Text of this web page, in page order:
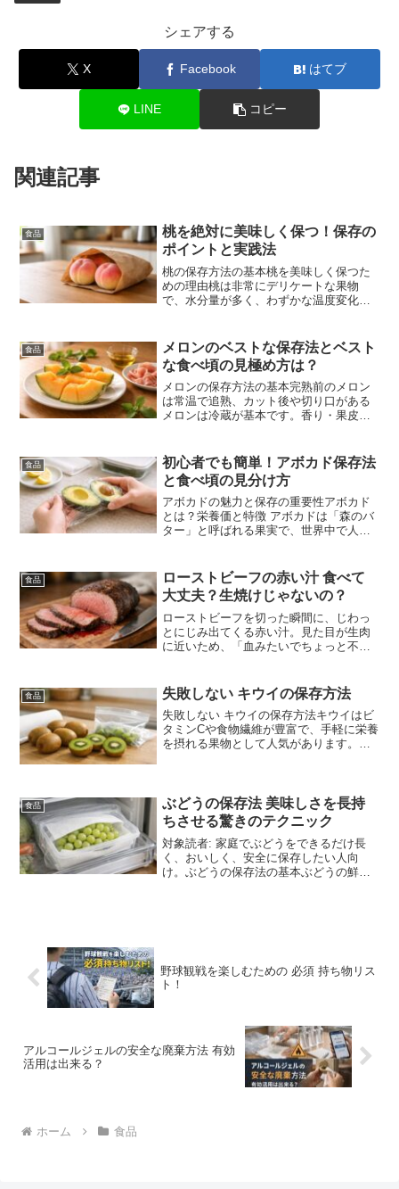
シェアする
X Facebook はてブ
LINE コピー
関連記事
食品
桃を絶対に美味しく保つ！保存の
ポイントと実践法
桃の保存方法の基本桃を美味しく保つた
めの理由桃は非常にデリケートな果物
で、水分量が多く、わずかな温度変化や
きやすいため、取り扱いには細心の注意
が必要です。特に、桃が放出...
食品
メロンのベストな保存法とベスト
な食べ頃の見極め方は？
メロンの保存方法の基本完熟前のメロン
は常温で追熟、カット後や切り口がある
メロンは冷蔵が基本です。香り・果皮の
ます。さらに保存環境を工夫すること
で、糖度や香りをより長期間...
食品
初心者でも簡単！アボカド保存法
と食べ頃の見分け方
アボカドの魅力と保存の重要性アボカド
とは？栄養価と特徴 アボカドは「森のバ
ター」と呼ばれる果実で、世界中で人気
リウム、ビタミンE・B群、さらには抗酸
化作用をもつポリフェ...
食品
ローストビーフの赤い汁 食べて
大丈夫？生焼けじゃないの？
ローストビーフを切った瞬間に、じわっ
とにじみ出てくる赤い汁。見た目が生肉
に近いため、「血みたいでちょっと不
夫？」と感じた経験がある人は少なくあ
りません。特に家庭で手作りした...
食品 失敗しない キウイの保存方法
失敗しない キウイの保存方法キウイはビ
タミンCや食物繊維が豊富で、手軽に栄養
を摂れる果物として人気があります。一
っぱいまま」「気づい...
食品
ぶどうの保存法 美味しさを長持
ちさせる驚きのテクニック
対象読者: 家庭でぶどうをできるだけ長
く、おいしく、安全に保存したい人向
け。ぶどうの保存法の基本ぶどうの鮮度
野球観戦を楽しむための 必須 持ち物リス
ト！
アルコールジェルの安全な廃棄方法 有効
活用は出来る？
ホーム 食品